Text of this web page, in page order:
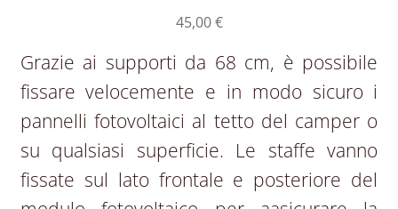
45,00€
Grazie ai supporti da 68 cm, è possibile
fissare velocemente e in modo sicuro i
pannelli fotovoltaici al tetto del camper o
su qualsiasi superficie. Le staffe vanno
fissate sul lato frontale e posteriore del